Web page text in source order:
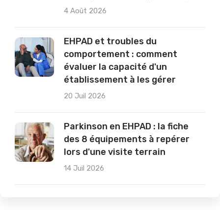
4 Août 2026
EHPAD et troubles du
comportement : comment
évaluer la capacité d'un
établissement à les gérer
20 Juil 2026
Parkinson en EHPAD : la fiche
des 8 équipements à repérer
lors d'une visite terrain
14 Juil 2026